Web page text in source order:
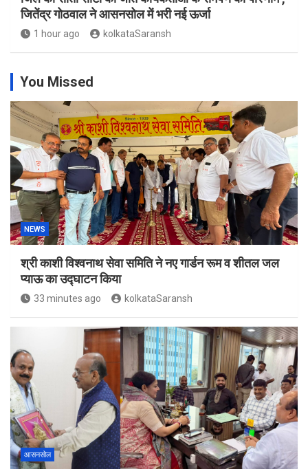
जितेंद्र गोठवाल ने आसनसोल में भरी नई ऊर्जा
1 hour ago kolkataSaransh
You Missed
NEWS
श्री काशी विश्वनाथ सेवा समिति ने नए गार्डन रूम व शीतल जल
प्याऊ का उद्घाटन किया
33 minutes ago kolkataSaransh
आसनसोल